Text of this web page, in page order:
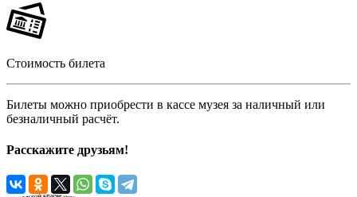
Стоимость билета
Билеты можно приобрести в кассе музея за наличный или
безналичный расчёт.
Расскажите друзьям!